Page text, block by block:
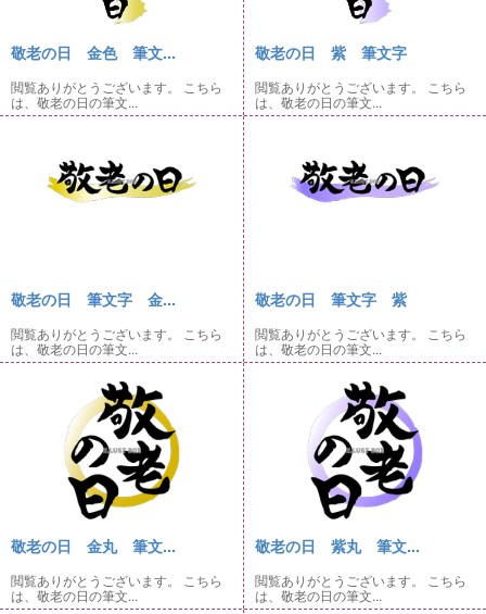
敬老の日 金色 筆文...
閲覧ありがとうございます。 こちら
は、敬老の日の筆文...
敬老の日 紫 筆文字
閲覧ありがとうございます。 こちら
は、敬老の日の筆文...
敬老の日 筆文字 金...
閲覧ありがとうございます。 こちら
は、敬老の日の筆文...
敬老の日 筆文字 紫
閲覧ありがとうございます。 こちら
は、敬老の日の筆文...
敬老の日 金丸 筆文...
閲覧ありがとうございます。 こちら
は、敬老の日の筆文...
敬老の日 紫丸 筆文...
閲覧ありがとうございます。 こちら
は、敬老の日の筆文...